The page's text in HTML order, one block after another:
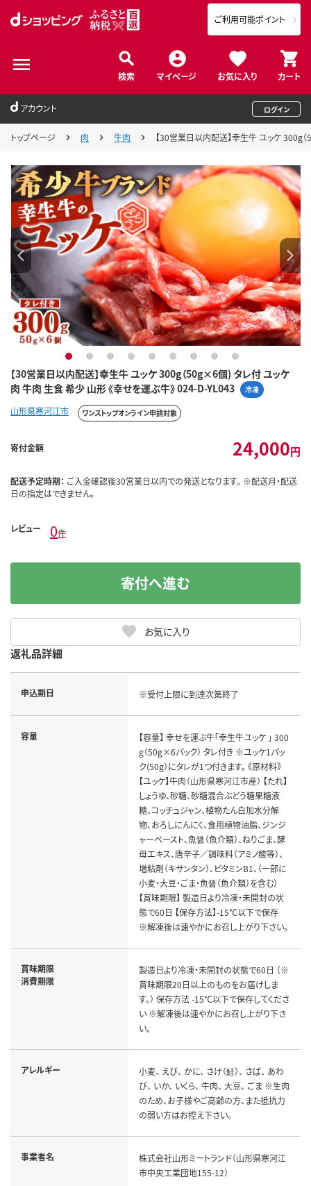
検索 マイページ お気に入り カート
ご利用可能ポイント
アカウント ログイン
トップページ 肉 牛肉 【30営業日以内配送】幸生牛 ユッケ 300g
【30営業日以内配送】幸生牛 ユッケ 300g（50g×6個) タレ付 ユッケ
肉 牛肉 生食 希少 山形 《幸せを運ぶ牛》 024-D-YL043
冷凍
1 2 3 4 5 6 7 8 9
山形県寒河江市 ワンストップオンライン申請対象
寄付金額 24,000円
配送予定時期： ご入金確認後30営業日以内での発送となります。 ※配送月・配送
日の指定はできません。
レビュー 0件
お気に入り
寄付へ進む
返礼品詳細
申込期日 ※受付上限に到達次第終了
容量
【容量】 幸せを運ぶ牛「幸生牛ユッケ 」 300
g（50g×6パック） タレ付き ※ユッケ1パッ
ク(50g）にタレが1つ付きます。 《原材料》
【ユッケ】牛肉（山形県寒河江市産） 【たれ】
しょうゆ、砂糖、砂糖混合ぶどう糖果糖液
糖、コッチュジャン、植物たん白加水分解
物、おろしにんにく、食用植物油脂、ジンジ
ャーペースト、魚醤（魚介類）、ねりごま、酵
母エキス、唐辛子／調味料（アミノ酸等）、
増粘剤（キサンタン）、ビタミンB1、（一部に
小麦・大豆・ごま・魚醤（魚介類）を含む）
【賞味期限】 製造日より冷凍・未開封の状
態で60日 【保存方法】-15℃以下で保存
※解凍後は速やかにお召し上がり下さい。
賞味期限
消費期限
製造日より冷凍・未開封の状態で60日 （※
賞味期限20日以上のものをお届けしま
す。） 保存方法 -15℃以下で保存してくださ
い ※解凍後は速やかにお召し上がり下さ
い。
アレルギー
小麦、 えび、 かに、 さけ（鮭）、 さば、 あわ
び、 いか、 いくら、 牛肉、 大豆、 ごま ※生肉
のため、お子様やご高齢の方、また抵抗力
の弱い方はお控え下さい。
事業者名
株式会社山形ミートランド（山形県寒河江
市中央工業団地155-12）